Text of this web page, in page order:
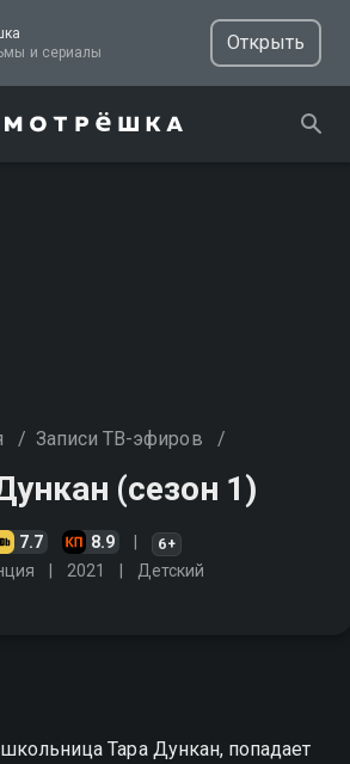
ТВ, фильмы и сериалы
Открыть
/ Записи ТВ-эфиров /
(сезон 1)
7.7 8.9 6+
2021 Детский
Тара Дункан, попадает